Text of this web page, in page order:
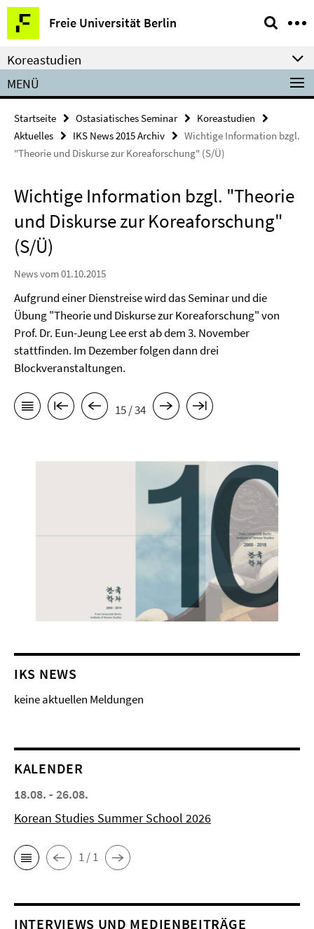
Springe
direkt
zu
Inhalt
Freie Universität Berlin
Service-
Navigation
Koreastudien
MENÜ
Startseite Ostasiatisches Seminar
Koreastudien
Aktuelles
IKS News 2015 Archiv
Wichtige Information bzgl.
"Theorie und Diskurse zur Koreaforschung" (S/Ü)
Wichtige Information bzgl. "Theorie
und Diskurse zur Koreaforschung"
(S/Ü)
News vom 01.10.2015
Aufgrund einer Dienstreise wird das Seminar und die
Übung "Theorie und Diskurse zur Koreaforschung" von
Prof. Dr. Eun-Jeung Lee erst ab dem 3. November
stattfinden. Im Dezember folgen dann drei
Blockveranstaltungen.
15 / 34
IKS NEWS
keine aktuellen Meldungen
KALENDER
18.08. - 26.08.
Korean Studies Summer School 2026
1 / 1
INTERVIEWS UND MEDIENBEITRÄGE